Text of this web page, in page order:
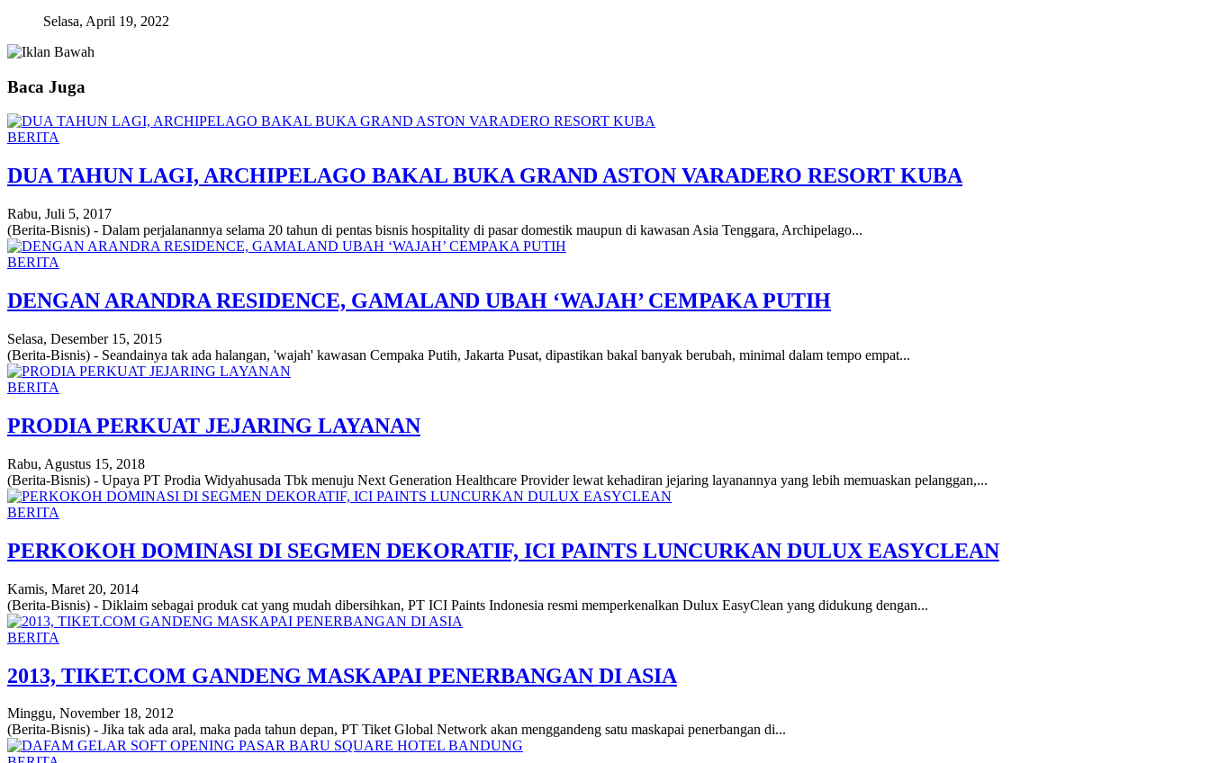
Selasa, April 19, 2022
Baca Juga
BERITA
DUA TAHUN LAGI, ARCHIPELAGO BAKAL BUKA GRAND ASTON VARADERO RESORT KUBA
Rabu, Juli 5, 2017
(Berita-Bisnis) - Dalam perjalanannya selama 20 tahun di pentas bisnis hospitality di pasar domestik maupun di kawasan Asia Tenggara, Archipelago...
BERITA
DENGAN ARANDRA RESIDENCE, GAMALAND UBAH ‘WAJAH’ CEMPAKA PUTIH
Selasa, Desember 15, 2015
(Berita-Bisnis) - Seandainya tak ada halangan, 'wajah' kawasan Cempaka Putih, Jakarta Pusat, dipastikan bakal banyak berubah, minimal dalam tempo empat...
BERITA
PRODIA PERKUAT JEJARING LAYANAN
Rabu, Agustus 15, 2018
(Berita-Bisnis) - Upaya PT Prodia Widyahusada Tbk menuju Next Generation Healthcare Provider lewat kehadiran jejaring layanannya yang lebih memuaskan pelanggan,...
BERITA
PERKOKOH DOMINASI DI SEGMEN DEKORATIF, ICI PAINTS LUNCURKAN DULUX EASYCLEAN
Kamis, Maret 20, 2014
(Berita-Bisnis) - Diklaim sebagai produk cat yang mudah dibersihkan, PT ICI Paints Indonesia resmi memperkenalkan Dulux EasyClean yang didukung dengan...
BERITA
2013, TIKET.COM GANDENG MASKAPAI PENERBANGAN DI ASIA
Minggu, November 18, 2012
(Berita-Bisnis) - Jika tak ada aral, maka pada tahun depan, PT Tiket Global Network akan menggandeng satu maskapai penerbangan di...